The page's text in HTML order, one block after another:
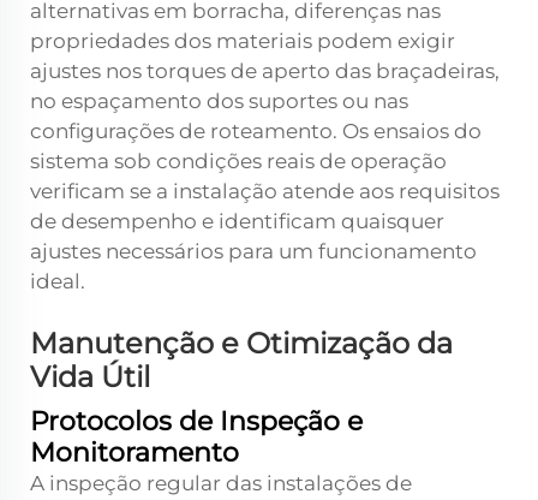
alternativas em borracha, diferenças nas
propriedades dos materiais podem exigir
ajustes nos torques de aperto das braçadeiras,
no espaçamento dos suportes ou nas
configurações de roteamento. Os ensaios do
sistema sob condições reais de operação
verificam se a instalação atende aos requisitos
de desempenho e identificam quaisquer
ajustes necessários para um funcionamento
ideal.
Manutenção e Otimização da
Vida Útil
Protocolos de Inspeção e
Monitoramento
A inspeção regular das instalações de